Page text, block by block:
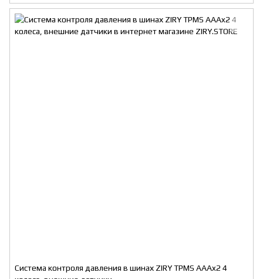
Система контроля давления в шинах ZIRY TPMS AAAx2 4